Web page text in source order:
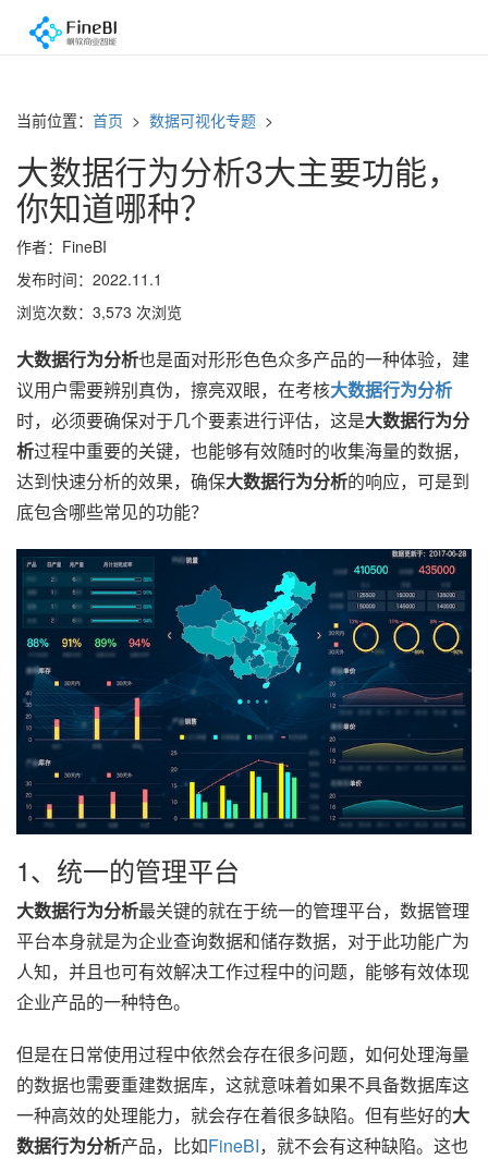
当前位置： 首页 > 数据可视化专题 >
大数据行为分析3大主要功能，
你知道哪种？
作者：FineBI
发布时间：2022.11.1
浏览次数：3,573 次浏览
大数据行为分析也是面对形形色色众多产品的一种体验，建
议用户需要辨别真伪，擦亮双眼，在考核大数据行为分析
时，必须要确保对于几个要素进行评估，这是大数据行为分
析过程中重要的关键，也能够有效随时的收集海量的数据，
达到快速分析的效果，确保大数据行为分析的响应，可是到
底包含哪些常见的功能？
1、统一的管理平台
大数据行为分析最关键的就在于统一的管理平台，数据管理
平台本身就是为企业查询数据和储存数据，对于此功能广为
人知，并且也可有效解决工作过程中的问题，能够有效体现
企业产品的一种特色。
但是在日常使用过程中依然会存在很多问题，如何处理海量
的数据也需要重建数据库，这就意味着如果不具备数据库这
一种高效的处理能力，就会存在着很多缺陷。但有些好的大
数据行为分析产品，比如FineBI，就不会有这种缺陷。这也